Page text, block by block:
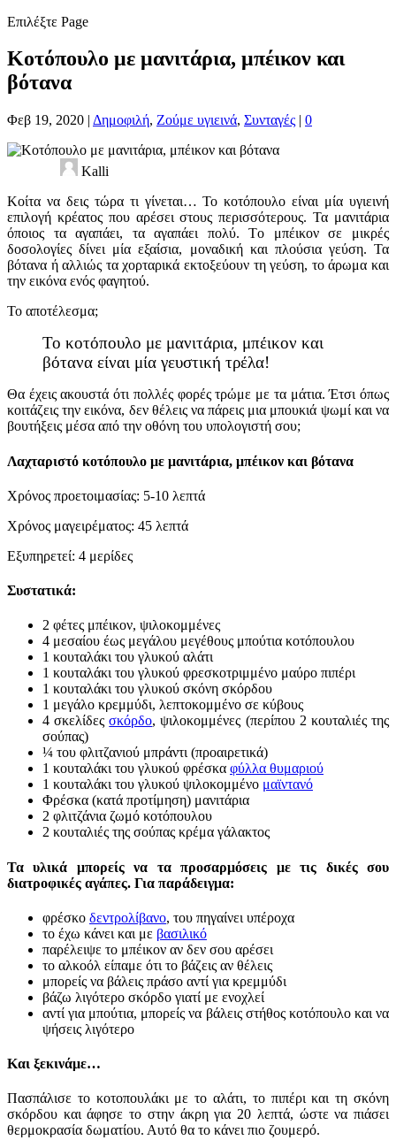
Επιλέξτε Page
Κοτόπουλο με μανιτάρια, μπέικον και
βότανα
Φεβ 19, 2020 | Δημοφιλή, Ζούμε υγιεινά, Συνταγές | 0
Kalli
Κοίτα να δεις τώρα τι γίνεται… Το κοτόπουλο είναι μία υγιεινή
επιλογή κρέατος που αρέσει στους περισσότερους. Τα μανιτάρια
όποιος τα αγαπάει, τα αγαπάει πολύ. Τo μπέικον σε μικρές
δοσολογίες δίνει μία εξαίσια, μοναδική και πλούσια γεύση. Τα
βότανα ή αλλιώς τα χορταρικά εκτοξεύουν τη γεύση, το άρωμα και
την εικόνα ενός φαγητού.
Το αποτέλεσμα;
Το κοτόπουλο με μανιτάρια, μπέικον και
βότανα είναι μία γευστική τρέλα!
Θα έχεις ακουστά ότι πολλές φορές τρώμε με τα μάτια. Έτσι όπως
κοιτάζεις την εικόνα, δεν θέλεις να πάρεις μια μπουκιά ψωμί και να
βουτήξεις μέσα από την οθόνη του υπολογιστή σου;
Λαχταριστό κοτόπουλο με μανιτάρια, μπέικον και βότανα
Χρόνος προετοιμασίας: 5-10 λεπτά
Χρόνος μαγειρέματος: 45 λεπτά
Εξυπηρετεί: 4 μερίδες
Συστατικά:
2 φέτες μπέικον, ψιλοκομμένες
4 μεσαίου έως μεγάλου μεγέθους μπούτια κοτόπουλου
1 κουταλάκι του γλυκού αλάτι
1 κουταλάκι του γλυκού φρεσκοτριμμένο μαύρο πιπέρι
1 κουταλάκι του γλυκού σκόνη σκόρδου
1 μεγάλο κρεμμύδι, λεπτοκομμένο σε κύβους
4 σκελίδεςσκόρδο, ψιλοκομμένες (περίπου 2 κουταλιές της
σούπας)
¼ του φλιτζανιού μπράντι (προαιρετικά)
1 κουταλάκι του γλυκού φρέσκα φύλλα θυμαριού
1 κουταλάκι του γλυκού ψιλοκομμένο μαϊντανό
Φρέσκα (κατά προτίμηση) μανιτάρια
2 φλιτζάνια ζωμό κοτόπουλου
2 κουταλιές της σούπας κρέμα γάλακτος
Τα υλικά μπορείς να τα προσαρμόσεις με τις δικές σου
διατροφικές αγάπες. Για παράδειγμα:
φρέσκο δεντρολίβανο, του πηγαίνει υπέροχα
το έχω κάνει και με βασιλικό
παρέλειψε το μπέικον αν δεν σου αρέσει
το αλκοόλ είπαμε ότι το βάζεις αν θέλεις
μπορείς να βάλεις πράσο αντί για κρεμμύδι
βάζω λιγότερο σκόρδο γιατί με ενοχλεί
αντί για μπούτια, μπορείς να βάλεις στήθος κοτόπουλο και να
ψήσεις λιγότερο
Και ξεκινάμε…
Πασπάλισε το κοτοπουλάκι με το αλάτι, το πιπέρι και τη σκόνη
σκόρδου και άφησε το στην άκρη για 20 λεπτά, ώστε να πιάσει
θερμοκρασία δωματίου. Αυτό θα το κάνει πιο ζουμερό.